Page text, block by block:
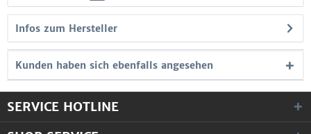
Infos zum Hersteller
Kunden haben sich ebenfalls angesehen
SERVICE HOTLINE